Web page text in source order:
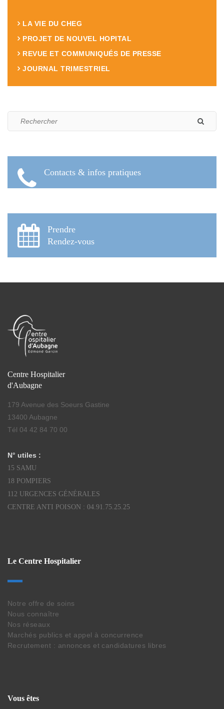
LA VIE DU CHEG
PROJET DE NOUVEL HOPITAL
REVUE ET COMMUNIQUÉS DE PRESSE
JOURNAL TRIMESTRIEL
Contacts & infos pratiques
Prendre
Rendez-vous
Centre Hospitalier
d'Aubagne
179 Avenue des Soeurs Gastine
13400 Aubagne
Tél 04 42 84 70 00
N° utiles :
15 SAMU
18 POMPIERS
112 URGENCES GÉNÉRALES
CENTRE ANTI POISON : 04.91.75.25.25
Le Centre Hospitalier
Notre offre de soins
Nous connaître
Nos réseaux
Marchés publics et appel à concurrence
Recrutement : annonces et candidatures libres
Vous êtes